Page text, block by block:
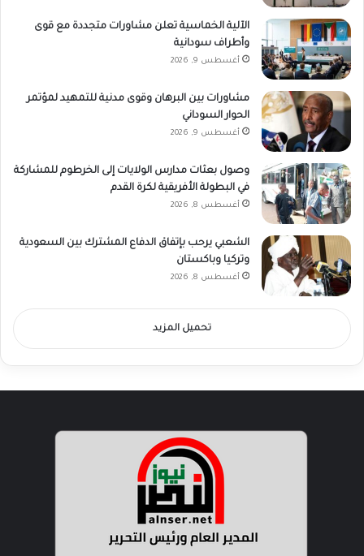
الآلية الخماسية تعلن مشاورات متجددة مع قوى
وأطراف سودانية
أغسطس 9, 2026
مشاورات بين البرهان وقوى مدنية للتمهيد لمؤتمر
الحوار السوداني
أغسطس 9, 2026
وصول بعثات مدارس الولايات إلى الخرطوم للمشاركة
في البطولة الأفريقية لكرة القدم
أغسطس 8, 2026
الشعبي يرحب بإتفاق الدفاع المشترك بين السعودية
وتركيا وباكستان
أغسطس 8, 2026
تحميل المزيد